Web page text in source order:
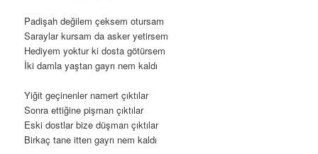
Padişah değilem çeksem otursam
Saraylar kursam da asker yetirsem
Hediyem yoktur ki dosta götürsem
İki damla yaştan gayrı nem kaldı
Yiğit geçinenler namert çıktılar
Sonra ettiğine pişman çıktılar
Eski dostlar bize düşman çıktılar
Birkaç tane itten gayrı nem kaldı